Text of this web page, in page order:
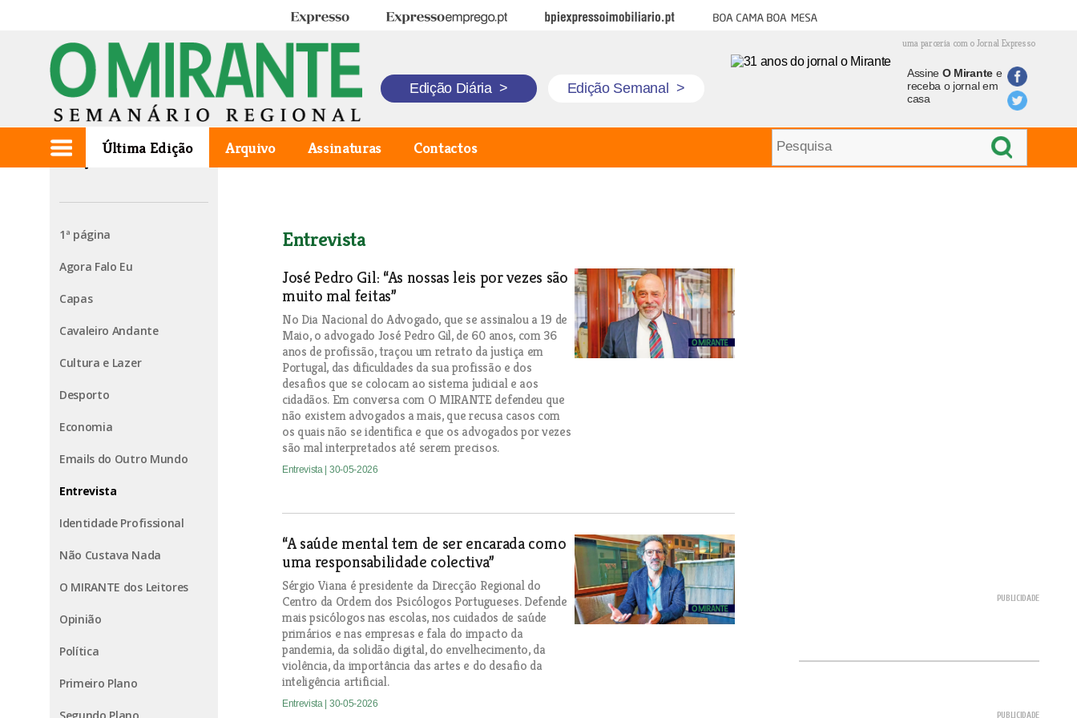
Expresso Expresso Emprego BPI Expresso Imobiliário Boa cama boa mesa
uma parceria com o Jornal Expresso
Edição Diária > Edição Semanal >
Assine O Mirantee
receba o jornal em
casa
Última Edição Arquivo Assinaturas Contactos
Edição de 2026.05.28
1ª página
Agora Falo Eu
Capas
Cavaleiro Andante
Cultura e Lazer
Desporto
Economia
Emails do Outro Mundo
Entrevista
Identidade Profissional
Não Custava Nada
O MIRANTE dos Leitores
Opinião
Política
Primeiro Plano
Entrevista
José Pedro Gil: “As nossas leis por vezes são
muito mal feitas”
No Dia Nacional do Advogado, que se assinalou a 19 de
Maio, o advogado José Pedro Gil, de 60 anos, com 36
anos de profissão, traçou um retrato da justiça em
Portugal, das dificuldades da sua profissão e dos
desafios que se colocam ao sistema judicial e aos
cidadãos. Em conversa com O MIRANTE defendeu que
não existem advogados a mais, que recusa casos com
os quais não se identifica e que os advogados por vezes
são mal interpretados até serem precisos.
Entrevista | 30-05-2026
“A saúde mental tem de ser encarada como
uma responsabilidade colectiva”
Sérgio Viana é presidente da Direcção Regional do
Centro da Ordem dos Psicólogos Portugueses. Defende
mais psicólogos nas escolas, nos cuidados de saúde
primários e nas empresas e fala do impacto da
pandemia, da solidão digital, do envelhecimento, da
violência, da importância das artes e do desafio da
inteligência artificial.
Entrevista | 30-05-2026